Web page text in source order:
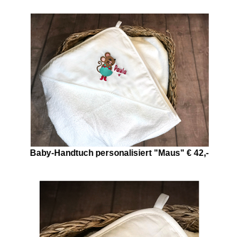
Baby-Handtuch personalisiert "Maus" € 42,-